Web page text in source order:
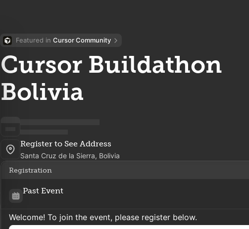
Featured in Cursor Community
Cursor Buildathon
Bolivia
Register to See Address
Santa Cruz de la Sierra, Bolivia
Registration
Past Event
Welcome! To join the event, please register below.